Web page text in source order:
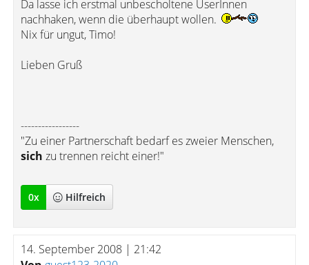
Da lasse ich erstmal unbescholtene UserInnen
nachhaken, wenn die überhaupt wollen.
Nix für ungut, Timo!
Lieben Gruß
-----------------
"Zu einer Partnerschaft bedarf es zweier Menschen,
sich zu trennen reicht einer!"
0x Hilfreich
14. September 2008 | 21:42